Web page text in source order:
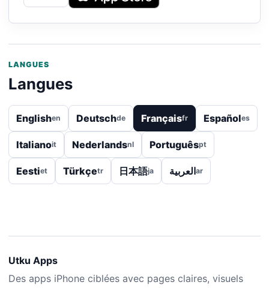
LANGUES
Langues
Englishen Deutschde Françaisfr Españoles
Italianoit Nederlandsnl Portuguêspt
Eestiet Türkçetr 日本語ja العربيةar
Utku Apps
Des apps iPhone ciblées avec pages claires, visuels